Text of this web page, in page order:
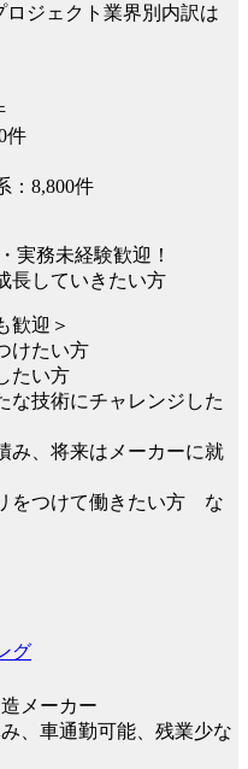
ロジェクト業界別内訳は
件
：8,800件
実務未経験歓迎！
長していきたい方
歓迎＞
けたい方
たい方
な技術にチャレンジした
み、将来はメーカーに就
をつけて働きたい方 な
グ
メーカー
、車通勤可能、残業少な